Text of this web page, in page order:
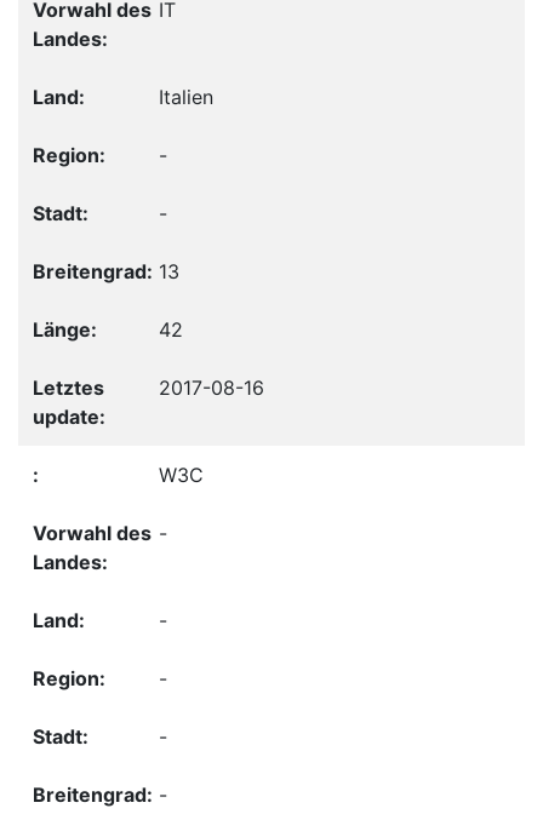
IT
Italien
-
-
13
42
2017-08-16
W3C
-
-
-
-
-